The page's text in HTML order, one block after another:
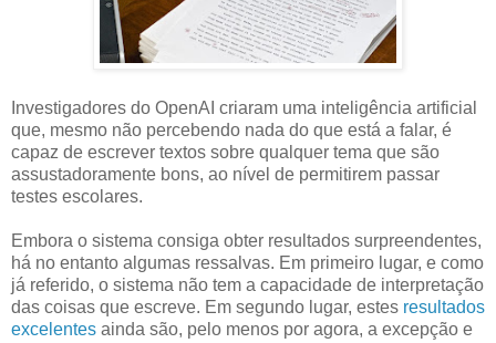
Investigadores do OpenAI criaram uma inteligência artificial
que, mesmo não percebendo nada do que está a falar, é
capaz de escrever textos sobre qualquer tema que são
assustadoramente bons, ao nível de permitirem passar
testes escolares.
Embora o sistema consiga obter resultados surpreendentes,
há no entanto algumas ressalvas. Em primeiro lugar, e como
já referido, o sistema não tem a capacidade de interpretação
das coisas que escreve. Em segundo lugar, estes resultados
excelentes ainda são, pelo menos por agora, a excepção e